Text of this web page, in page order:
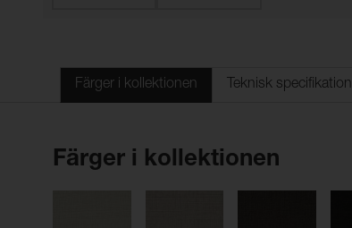
Färger i kollektionen Teknisk specifikation
Färger i kollektionen